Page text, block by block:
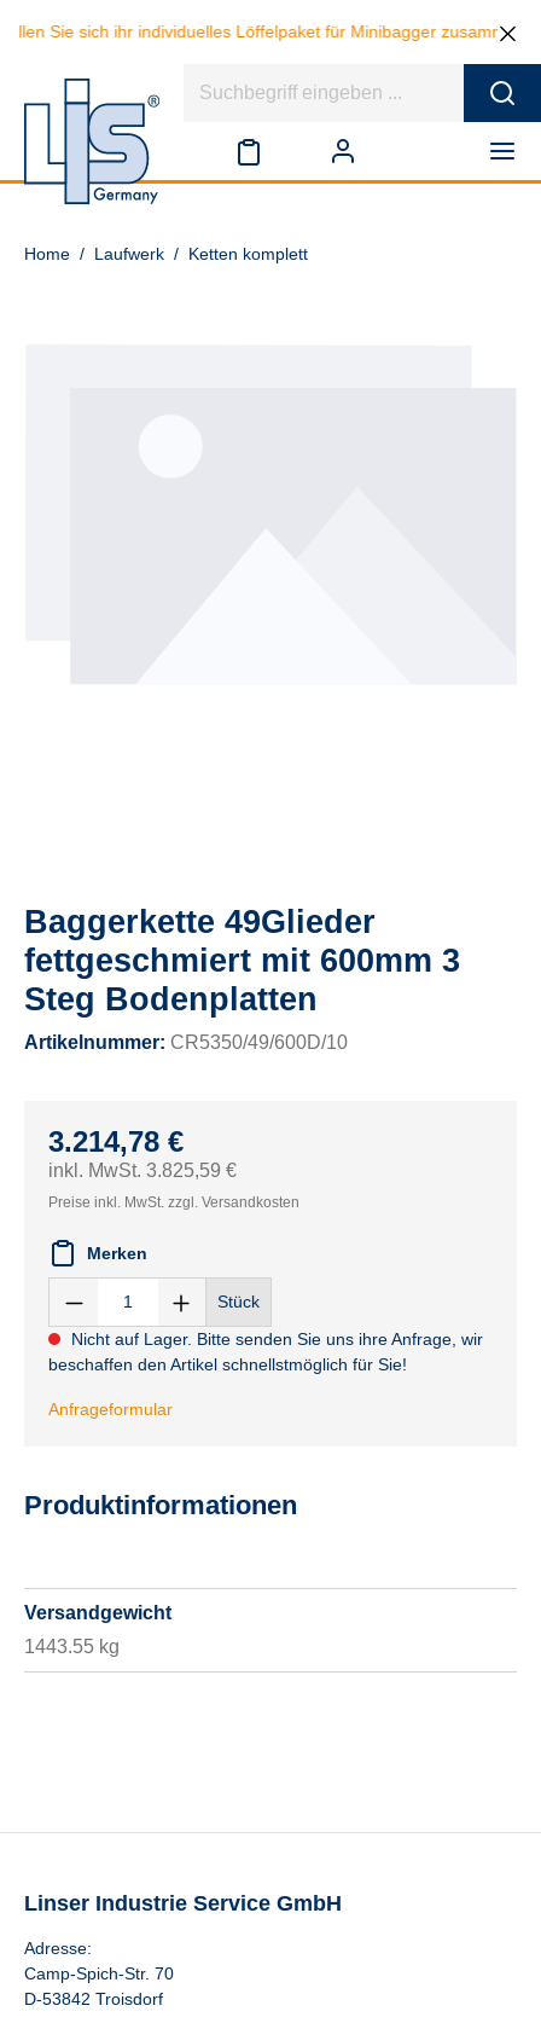
Sie sich ihr individuelles Löffelpaket für Minibagger zusammen
Home / Laufwerk / Ketten komplett
Baggerkette 49Glieder
fettgeschmiert mit 600mm 3
Steg Bodenplatten
Artikelnummer: CR5350/49/600D/10
3.214,78 €
inkl. MwSt. 3.825,59 €
Preise inkl. MwSt. zzgl. Versandkosten
Merken
Stück
Nicht auf Lager. Bitte senden Sie uns ihre Anfrage, wir
beschaffen den Artikel schnellstmöglich für Sie!
Anfrageformular
Produktinformationen
Versandgewicht
1443.55 kg
Linser Industrie Service GmbH
Adresse:
Camp-Spich-Str. 70
D-53842 Troisdorf